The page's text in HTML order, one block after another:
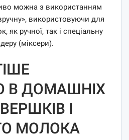
можна з використанням
використовуючи для
як ручної, так і спеціальну
(міксери).
В ДОМАШНІХ
І
МОЛОКА